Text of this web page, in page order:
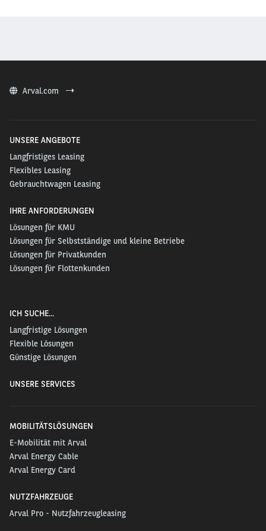
Arval.com
UNSERE ANGEBOTE
Langfristiges Leasing
Flexibles Leasing
Gebrauchtwagen Leasing
IHRE ANFORDERUNGEN
Lösungen für KMU
Lösungen für Selbstständige und kleine Betriebe
Lösungen für Privatkunden
Lösungen für Flottenkunden
ICH SUCHE...
Langfristige Lösungen
Flexible Lösungen
Günstige Lösungen
UNSERE SERVICES
MOBILITÄTSLÖSUNGEN
E-Mobilität mit Arval
Arval Energy Cable
Arval Energy Card
NUTZFAHRZEUGE
Arval Pro - Nutzfahrzeugleasing